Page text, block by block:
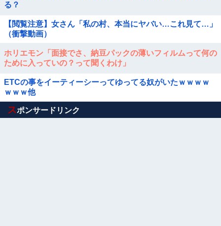
る？
【閲覧注意】女さん「私の村、本当にヤバい…これ見て…」
（衝撃動画）
ホリエモン「面接でさ、納豆パックの薄いフィルムって何の
ために入っていの？って聞くわけ」
ETCの事をイーティーシーってゆってる奴がいたｗｗｗｗ
ｗｗｗ他
Powered by livedoor 相互RSS
スポンサードリンク